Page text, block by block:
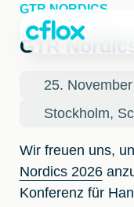
Weiter
Inhalt
GTR NORDICS
GTR Nordics
25.
Stockholm,
Wir freuen uns,
Nordics 2026
Konferenz für